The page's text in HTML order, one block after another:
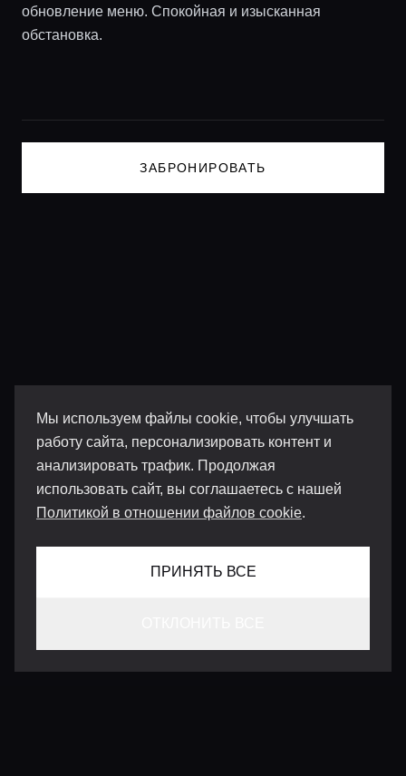
Мы используем файлы cookie, чтобы улучшать
работу сайта, персонализировать контент и
анализировать трафик. Продолжая
использовать сайт, вы соглашаетесь с нашей
Политикой в отношении файлов cookie.
ПРИНЯТЬ ВСЕ
Lifestyle журнал
обновление меню. Спокойная и изысканная
обстановка.
ЗАБРОНИРОВАТЬ